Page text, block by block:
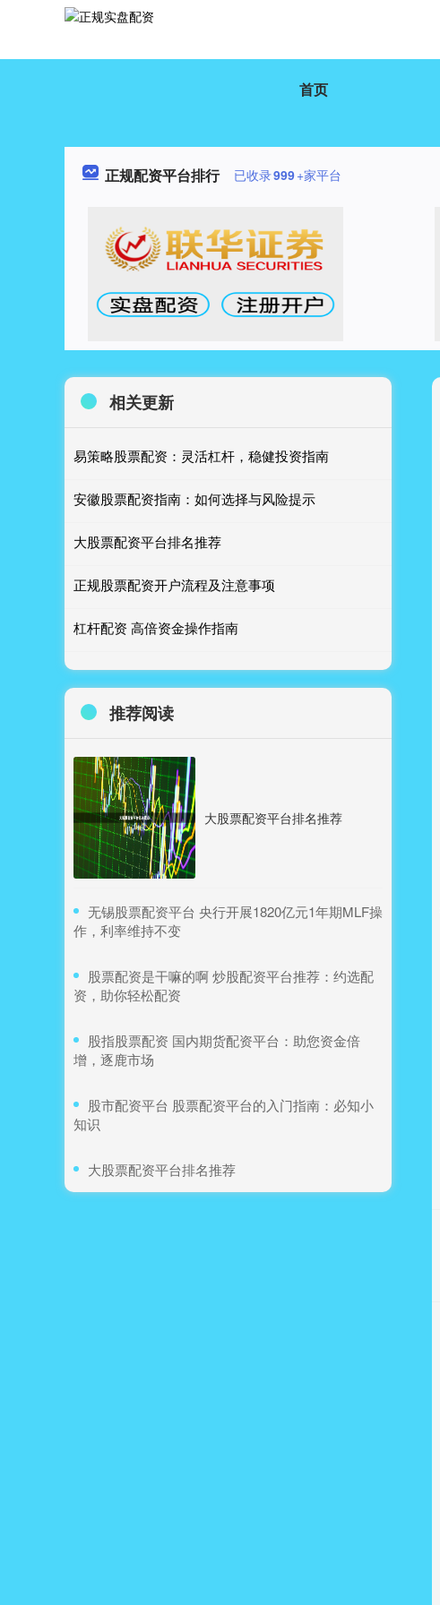
首页
正规配资平台排行 已收录999+家平台
相关更新
易策略股票配资：灵活杠杆，稳健投资指南
安徽股票配资指南：如何选择与风险提示
大股票配资平台排名推荐
正规股票配资开户流程及注意事项
杠杆配资 高倍资金操作指南
推荐阅读
大股票配资平台排名推荐
​无锡股票配资平台 央行开展1820亿元1年期MLF操
作，利率维持不变
​股票配资是干嘛的啊 炒股配资平台推荐：约选配
资，助你轻松配资
​股指股票配资 国内期货配资平台：助您资金倍
增，逐鹿市场
​股市配资平台 股票配资平台的入门指南：必知小
知识
​大股票配资平台排名推荐